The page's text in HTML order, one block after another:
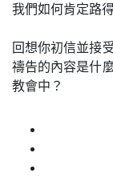
我們如何肯定路
回想你初信並接
禱告的內容是什
教會中？